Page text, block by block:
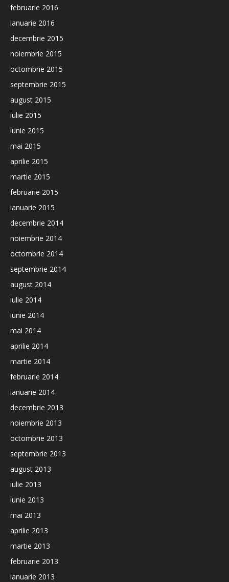
februarie 2016
ianuarie 2016
decembrie 2015
noiembrie 2015
octombrie 2015
septembrie 2015
august 2015
iulie 2015
iunie 2015
mai 2015
aprilie 2015
martie 2015
februarie 2015
ianuarie 2015
decembrie 2014
noiembrie 2014
octombrie 2014
septembrie 2014
august 2014
iulie 2014
iunie 2014
mai 2014
aprilie 2014
martie 2014
februarie 2014
ianuarie 2014
decembrie 2013
noiembrie 2013
octombrie 2013
septembrie 2013
august 2013
iulie 2013
iunie 2013
mai 2013
aprilie 2013
martie 2013
februarie 2013
ianuarie 2013